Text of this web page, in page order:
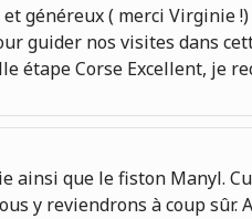
généreux ( merci Virginie
guider nos visites dans
étape Corse Excellent, je
ainsi que le fiston Manyl.
y reviendrons à coup sûr.